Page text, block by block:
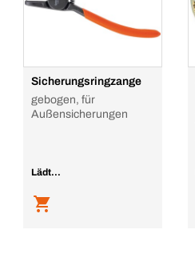
Sicherungsringzange
gebogen, für
Außensicherungen
Lädt...